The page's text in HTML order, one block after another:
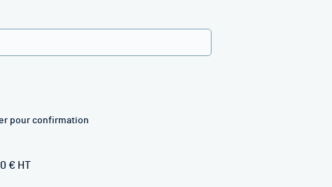
€
pour confirmation